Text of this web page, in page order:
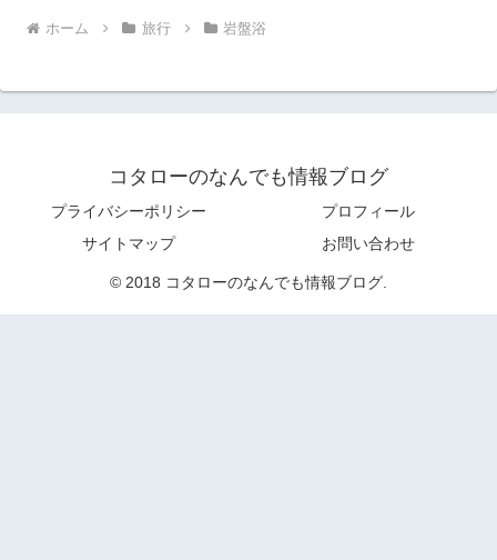
ホーム 旅行 岩盤浴
コタローのなんでも情報ブログ
プライバシーポリシー
プロフィール
サイトマップ
お問い合わせ
© 2018 コタローのなんでも情報ブログ.